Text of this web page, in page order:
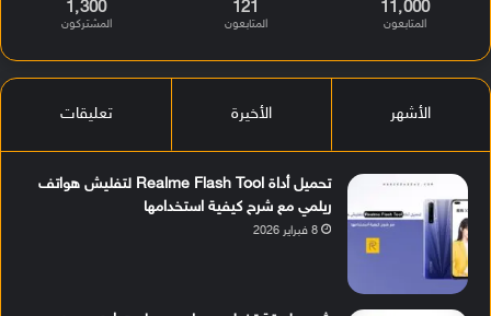
11٬000
المتابعون
121
المتابعون
1٬300
المشتركون
الأشهر الأخيرة تعليقات
تحميل أداة Realme Flash Tool لتفليش هواتف
ريلمي مع شرح كيفية استخدامها
8 فبراير 2026